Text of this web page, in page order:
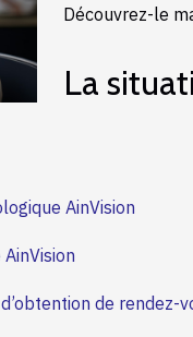
AinVision
de rendez-
Découvrez-le
La